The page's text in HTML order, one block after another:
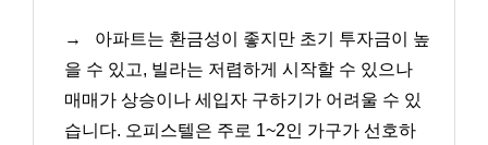
→
아파트는 환금성이 좋지만 초기 투자금이 높
을 수 있고, 빌라는 저렴하게 시작할 수 있으나
매매가 상승이나 세입자 구하기가 어려울 수 있
습니다. 오피스텔은 주로 1~2인 가구가 선호하